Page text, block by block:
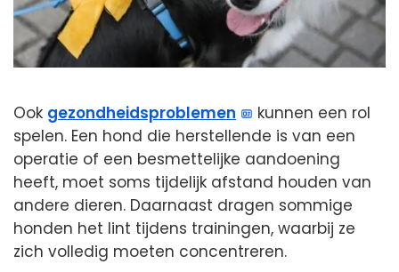
Ook gezondheidsproblemen
kunnen een rol
spelen. Een hond die herstellende is van een
operatie of een besmettelijke aandoening
heeft, moet soms tijdelijk afstand houden van
andere dieren. Daarnaast dragen sommige
honden het lint tijdens trainingen, waarbij ze
zich volledig moeten concentreren.